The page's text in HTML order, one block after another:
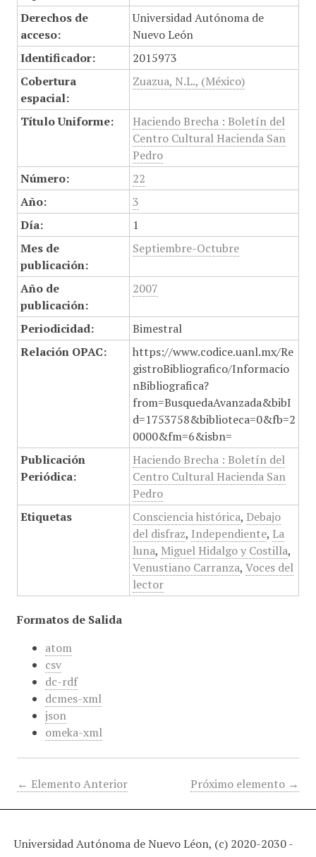
Derechos de
acceso:
Universidad Autónoma de
Nuevo León
Identificador:
2015973
Cobertura
espacial:
Zuazua, N.L., (México)
Título Uniforme:
Haciendo Brecha : Boletín del
Centro Cultural Hacienda San
Pedro
Número:
22
Año:
3
Día:
1
Mes de
publicación:
Septiembre-Octubre
Año de
publicación:
2007
Periodicidad:
Bimestral
Relación OPAC:
https://www.codice.uanl.mx/Re
gistroBibliografico/Informacio
nBibliografica?
from=BusquedaAvanzada&bibI
d=1753758&biblioteca=0&fb=2
0000&fm=6&isbn=
Publicación
Periódica:
Haciendo Brecha : Boletín del
Centro Cultural Hacienda San
Pedro
Etiquetas
Consciencia histórica, Debajo
del disfraz, Independiente, La
luna, Miguel Hidalgo y Costilla,
Venustiano Carranza, Voces del
lector
Formatos de Salida
atom
csv
dc-rdf
dcmes-xml
json
omeka-xml
← Elemento Anterior Próximo elemento →
Universidad Autónoma de Nuevo Léon, (c) 2020-2030 -